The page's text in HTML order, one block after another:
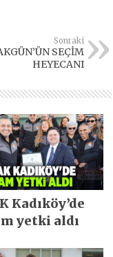
Sonraki
SEÇİM
HEYECANI
Kadıköy’de
yetki aldı